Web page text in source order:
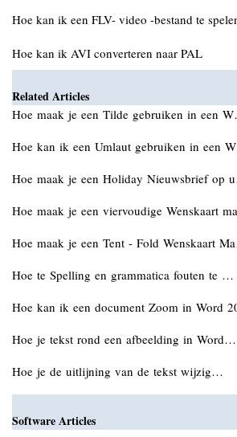
Hoe kan ik een FLV- video -bestand te
Hoe kan ik AVI converteren naar PAL
Related Articles
Hoe maak je een Tilde gebruiken in een
Hoe kan ik een Umlaut gebruiken in een
Hoe maak je een Holiday Nieuwsbrief op
Hoe maak je een viervoudige Wenskaart
Hoe maak je een Tent - Fold Wenskaart
Hoe te Spelling en grammatica fouten te …
Hoe kan ik een document Zoom in Word
Hoe je tekst rond een afbeelding in Word…
Hoe je de uitlijning van de tekst wijzig…
Software Articles